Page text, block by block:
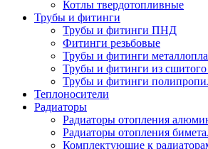
Котлы твердотопливные
Трубы и фитинги
Трубы и фитинги ПНД
Фитинги резьбовые
Трубы и фитинги
Трубы и фитинги из сшитого
Трубы и фитинги
Теплоносители
Радиаторы
Радиаторы отопления
Радиаторы отопления
Комплектующие к